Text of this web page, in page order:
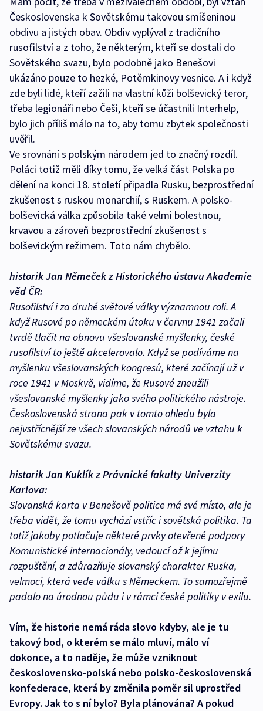
Československa k Sovětskému takovou smíšeninou
obdivu a jistých obav. Obdiv vyplýval z tradičního
rusofilství a z toho, že některým, kteří se dostali do
Sovětského svazu, bylo podobně jako Benešovi
ukázáno pouze to hezké, Potěmkinovy vesnice. A i když
zde byli lidé, kteří zažili na vlastní kůži bolševický teror,
třeba legionáři nebo Češi, kteří se účastnili Interhelp,
bylo jich příliš málo na to, aby tomu zbytek společnosti
uvěřil.
Ve srovnání s polským národem jed to značný rozdíl.
Poláci totiž měli díky tomu, že velká část Polska po
dělení na konci 18. století připadla Rusku, bezprostřední
zkušenost s ruskou monarchií, s Ruskem. A polsko-
bolševická válka způsobila také velmi bolestnou,
krvavou a zároveň bezprostřední zkušenost s
bolševickým režimem. Toto nám chybělo.
historik Jan Němeček z Historického ústavu Akademie
věd ČR:
Rusofilství i za druhé světové války významnou roli. A
když Rusové po německém útoku v červnu 1941 začali
tvrdě tlačit na obnovu všeslovanské myšlenky, české
rusofilství to ještě akcelerovalo. Když se podíváme na
myšlenku všeslovanských kongresů, které začínají už v
roce 1941 v Moskvě, vidíme, že Rusové zneužili
všeslovanské myšlenky jako svého politického nástroje.
Československá strana pak v tomto ohledu byla
nejvstřícnější ze všech slovanských národů ve vztahu k
Sovětskému svazu.
historik Jan Kuklík z Právnické fakulty Univerzity
Karlova:
Slovanská karta v Benešově politice má své místo, ale je
třeba vidět, že tomu vychází vstříc i sovětská politika. Ta
totiž jakoby potlačuje některé prvky otevřené podpory
Komunistické internacionály, vedoucí až k jejímu
rozpuštění, a zdůrazňuje slovanský charakter Ruska,
velmoci, která vede válku s Německem. To samozřejmě
padalo na úrodnou půdu i v rámci české politiky v exilu.
Vím, že historie nemá ráda slovo kdyby, ale je tu
takový bod, o kterém se málo mluví, málo ví
dokonce, a to naděje, že může vzniknout
československo-polská nebo polsko-československá
konfederace, která by změnila poměr sil uprostřed
Evropy. Jak to s ní bylo? Byla plánována? A pokud